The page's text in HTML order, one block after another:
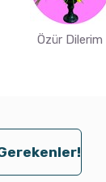
Özür Dilerim